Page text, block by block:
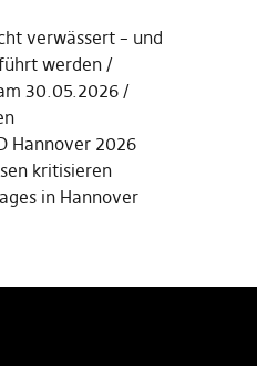
verwässert – und
werden
30.05.2026
Hannover 2026
kritisieren
in Hannover